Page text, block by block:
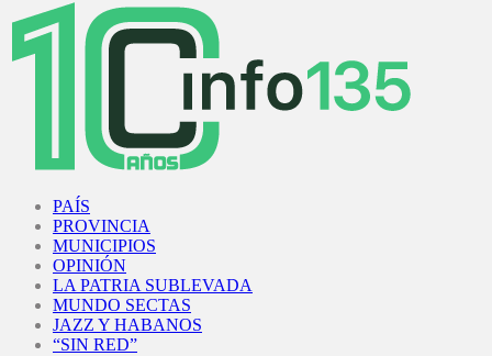
PAÍS
PROVINCIA
MUNICIPIOS
OPINIÓN
LA PATRIA SUBLEVADA
MUNDO SECTAS
JAZZ Y HABANOS
“SIN RED”